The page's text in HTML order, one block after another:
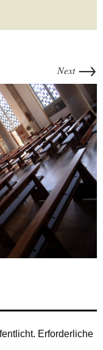
Next →
Erforderliche